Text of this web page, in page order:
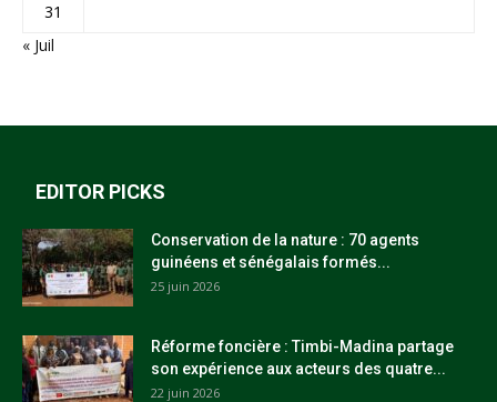
31
« Juil
EDITOR PICKS
Conservation de la nature : 70 agents
guinéens et sénégalais formés...
25 juin 2026
Réforme foncière : Timbi-Madina partage
son expérience aux acteurs des quatre...
22 juin 2026